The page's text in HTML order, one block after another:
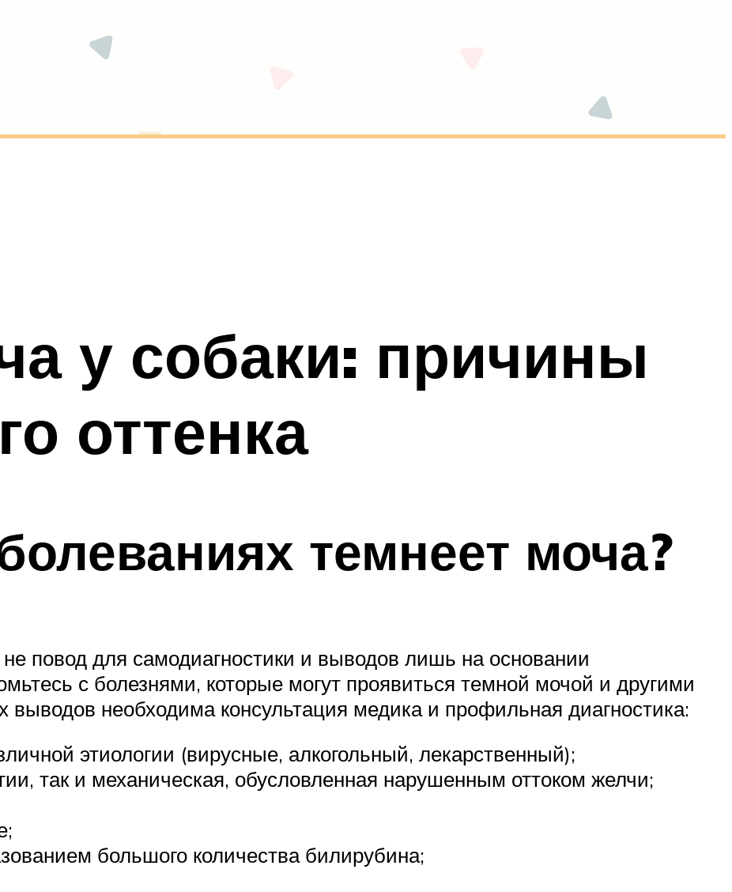
у собаки: причины
оттенка
темнеет моча?
повод для самодиагностики и выводов лишь на основании
с болезнями, которые могут проявиться темной мочой и другими
выводов необходима консультация медика и профильная диагностика:
этиологии (вирусные, алкогольный, лекарственный);
так и механическая, обусловленная нарушенным оттоком желчи;
большого количества билирубина;